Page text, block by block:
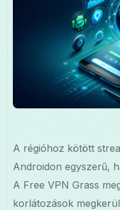
Magyar
A régióhoz kötött
Androidon egyszerű,
A Free VPN Grass
korlátozások